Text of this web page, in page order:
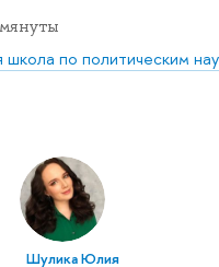
школа по политическим
Шулика Юлия